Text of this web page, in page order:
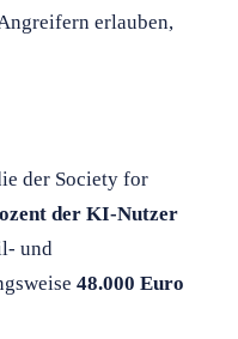
erlauben,
der Society for
der KI-Nutzer
und
48.000 Euro